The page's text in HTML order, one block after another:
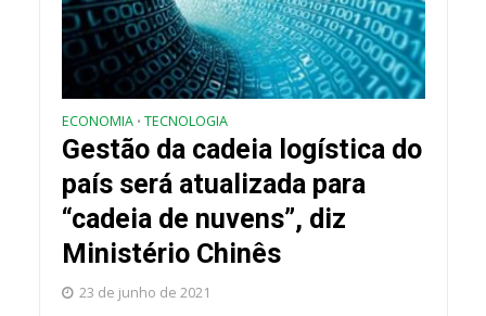
ECONOMIA • TECNOLOGIA
Gestão da cadeia logística do
país será atualizada para
“cadeia de nuvens”, diz
Ministério Chinês
23 de junho de 2021